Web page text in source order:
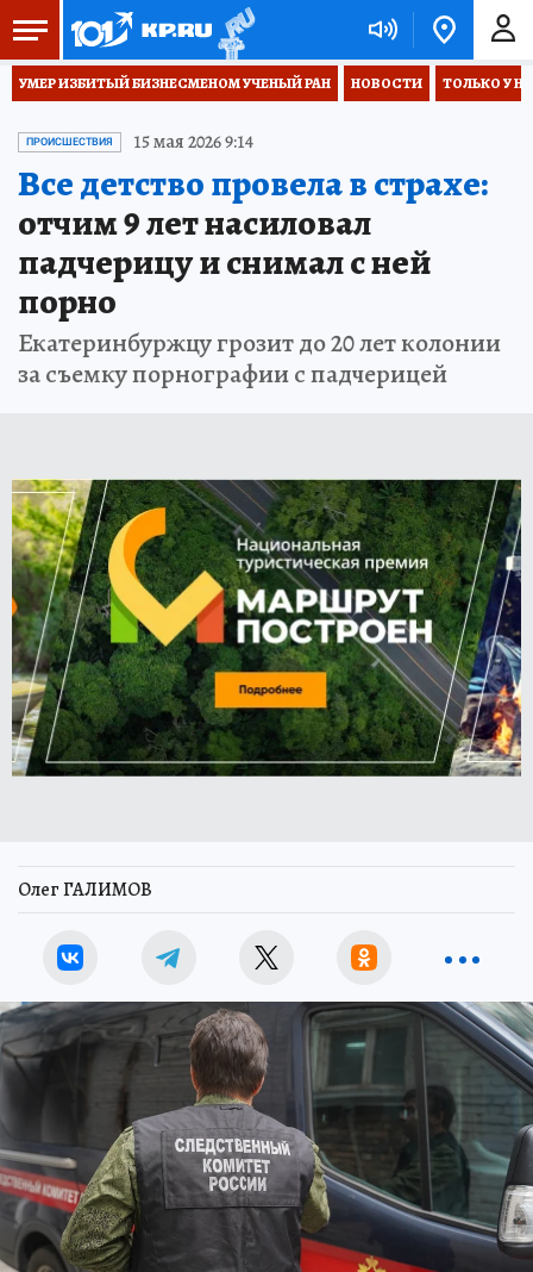
УМЕР ИЗБИТЫЙ БИЗНЕСМЕНОМ УЧЕНЫЙ РАН НОВОСТИ ТОЛЬКО У
ПРОИСШЕСТВИЯ 15 мая 2026 9:14
Все детство провела в страхе:
отчим 9 лет насиловал
падчерицу и снимал с ней
порно
Екатеринбуржцу грозит до 20 лет колонии
за съемку порнографии с падчерицей
Олег ГАЛИМОВ